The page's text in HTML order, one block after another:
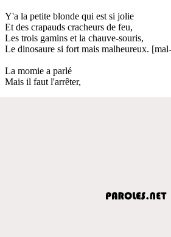
Y'a la petite blonde qui est si jolie
Et des crapauds cracheurs de feu,
Les trois gamins et la chauve-souris,
Le dinosaure si fort mais malheureux.
La momie a parlé
Mais il faut l'arrêter,